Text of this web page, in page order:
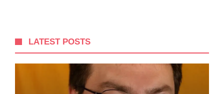
LATEST POSTS